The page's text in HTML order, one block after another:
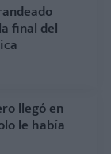
final del
llegó en
le había